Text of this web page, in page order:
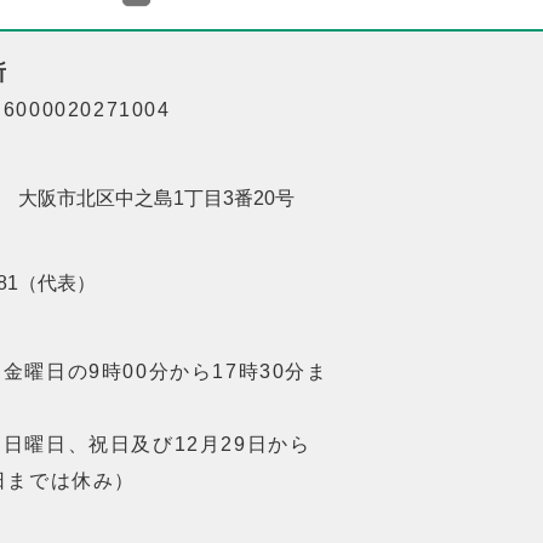
6000020271004
大阪市北区中之島1丁目3番20号
（代表）
金曜日の9時00分から17時30分ま
日曜日、祝日及び12月29日から
では休み）